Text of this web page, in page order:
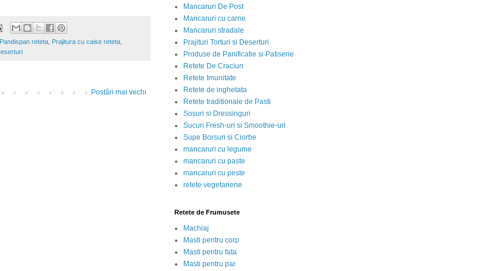
Pandispan reteta, Prajitura cu caise reteta,
Postări mai vechi
Mancaruri De Post
Mancaruri cu carne
Mancaruri stradale
Prajituri Torturi si Deserturi
Produse de Panificatie si Patiserie
Retete De Craciun
Retete Imunitate
Retete de inghetata
Retete traditionale de Pasti
Sosuri si Dressinguri
Sucuri Fresh-uri si Smoothie-uri
Supe Borsuri si Ciorbe
mancaruri cu legume
mancaruri cu paste
mancaruri cu peste
retete vegetariene
Retete de Frumusete
Machiaj
Masti pentru corp
Masti pentru fata
Masti pentru par